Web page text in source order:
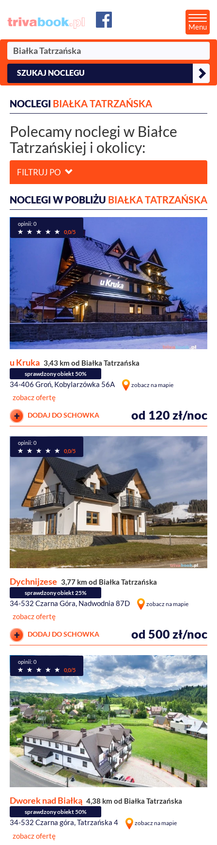
Menu
SZUKAJ NOCLEGU
NOCLEGI BIAŁKA TATRZAŃSKA
Polecamy noclegi w Białce
Tatrzańskiej i okolicy:
FILTRUJ PO
NOCLEGI W POBLIŻU BIAŁKA TATRZAŃSKA
opinii: 0
0,0/5
u Kruka 3,43 km od Białka Tatrzańska
sprawdzony obiekt 50%
34-406 Groń, Kobylarzówka 56A zobacz na mapie
zobacz ofertę
DODAJ DO SCHOWKA od 120 zł/noc
opinii: 0
0,0/5
Dychnijzese 3,77 km od Białka Tatrzańska
sprawdzony obiekt 25%
34-532 Czarna Góra, Nadwodnia 87D zobacz na mapie
zobacz ofertę
DODAJ DO SCHOWKA od 500 zł/noc
opinii: 0
0,0/5
Dworek nad Białką 4,38 km od Białka Tatrzańska
sprawdzony obiekt 50%
34-532 Czarna góra, Tatrzańska 4 zobacz na mapie
zobacz ofertę